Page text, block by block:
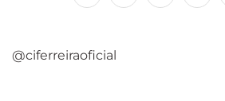
@ciferreiraoficial